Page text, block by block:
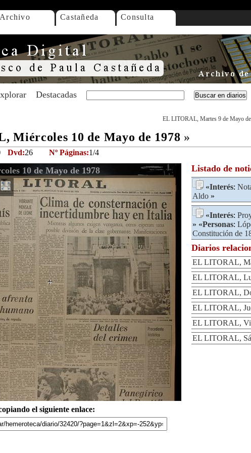
Archivo Castañeda Consulta
Destacadas
EL LITORAL, Martes 9 de Mayo
Miércoles 10 de Mayo de 1978 »
Dvd:26 Nº Páginas:1/4
10 de Mayo de 1978
el siguiente enlace:
Listado de
«Interés:
Aldo »
«Interés:
» «Personas:
Constitución de
Diarios
EL LITORAL,
EL LITORAL,
EL LITORAL,
EL LITORAL,
EL LITORAL,
EL LITORAL,